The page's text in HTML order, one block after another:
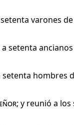
varones
setenta
setenta hombres
; y reunió a